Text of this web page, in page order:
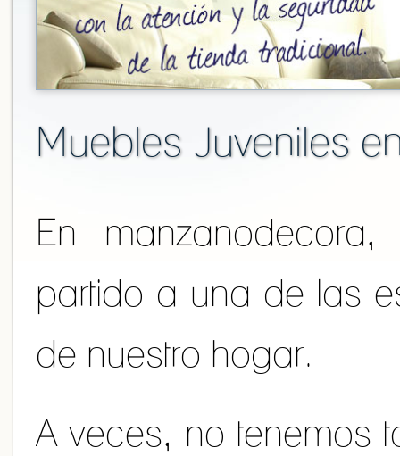
Muebles Juveniles
En
partido a una de las
de nuestro hogar.
A veces, no tenemos